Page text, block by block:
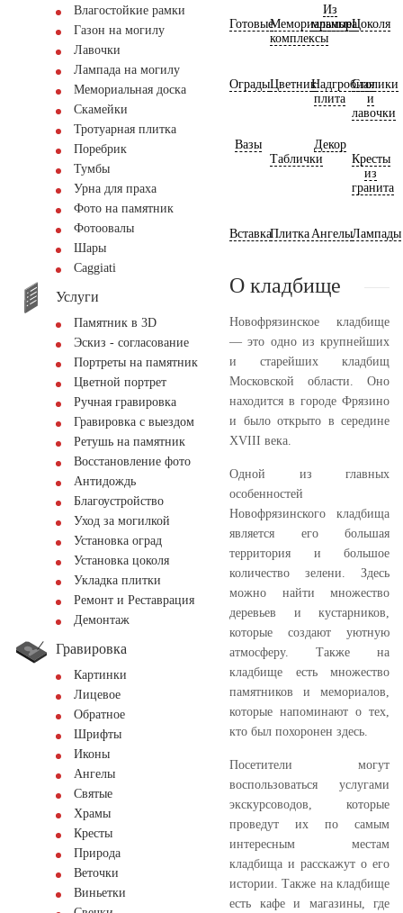
Влагостойкие рамки
Газон на могилу
Лавочки
Лампада на могилу
Мемориальная доска
Скамейки
Тротуарная плитка
Поребрик
Тумбы
Урна для праха
Фото на памятник
Фотоовалы
Шары
Сaggiati
Услуги
Памятник в 3D
Эскиз - согласование
Портреты на памятник
Цветной портрет
Ручная гравировка
Гравировка с выездом
Ретушь на памятник
Восстановление фото
Антидождь
Благоустройство
Уход за могилкой
Установка оград
Установка цоколя
Укладка плитки
Ремонт и Реставрация
Демонтаж
Гравировка
Картинки
Лицевое
Обратное
Шрифты
Иконы
Ангелы
Святые
Храмы
Кресты
Природа
Веточки
Виньетки
ГотовыеМемориальные
комплексы
Из
мрамораЦоколя
ОградыЦветникНадгробная
плита
Столики
и
лавочки
Вазы
Таблички
Декор
Кресты
из
гранита
ВставкаПлитка АнгелыЛампады
О кладбище
Новофрязинское кладбище
— это одно из крупнейших
и старейших кладбищ
Московской области. Оно
находится в городе Фрязино
и было открыто в середине
XVIII века.
Одной из главных
особенностей
Новофрязинского кладбища
является его большая
территория и большое
количество зелени. Здесь
можно найти множество
деревьев и кустарников,
которые создают уютную
атмосферу. Также на
кладбище есть множество
памятников и мемориалов,
которые напоминают о тех,
кто был похоронен здесь.
Посетители могут
воспользоваться услугами
экскурсоводов, которые
проведут их по самым
интересным местам
кладбища и расскажут о его
истории. Также на кладбище
есть кафе и магазины, где